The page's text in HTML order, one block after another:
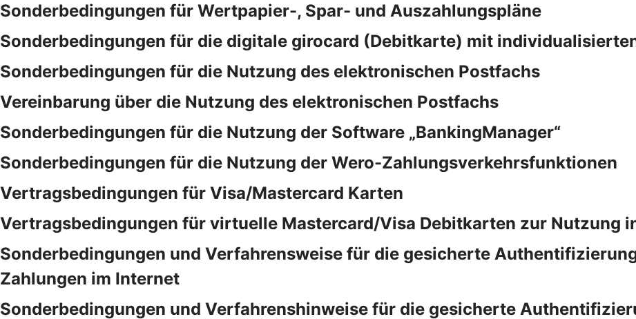
Sonderbedingungen für Wertpapier-, Spar- und Auszahlungspläne
Sonderbedingungen für die digitale girocard (Debitkarte) mit
Sonderbedingungen für die Nutzung des elektronischen Postfachs
Vereinbarung über die Nutzung des elektronischen Postfachs
Sonderbedingungen für die Nutzung der Software „BankingManager“
Sonderbedingungen für die Nutzung der Wero-Zahlungsverkehrsfunktionen
Vertragsbedingungen für Visa/Mastercard Karten
Vertragsbedingungen für virtuelle Mastercard/Visa Debitkarten zur Nutzung
Sonderbedingungen und Verfahrensweise für die gesicherte
Zahlungen im Internet
Sonderbedingungen und Verfahrenshinweise für die gesicherte